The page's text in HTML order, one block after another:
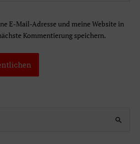
E-Mail-Adresse und meine Website in
Kommentierung speichern.